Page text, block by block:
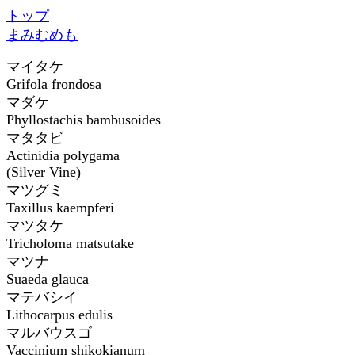
トップ
ま みむめ も
マイタケ
Grifola frondosa
マダケ
Phyllostachis bambusoides
マタタビ
Actinidia polygama
(Silver Vine)
マツグミ
Taxillus kaempferi
マツタケ
Tricholoma matsutake
マツナ
Suaeda glauca
マテバシイ
Lithocarpus edulis
マルバウスゴ
Vaccinium shikokianum